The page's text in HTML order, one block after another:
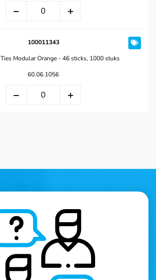
100011343
Modular Orange - 46 sticks, 1000 stuks
60.06.1056